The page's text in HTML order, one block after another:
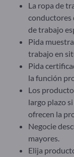
La ropa de
conductores
de trabajo
Pida
trabajo en
Pida
la función
Los
largo plazo
ofrecen la
Negocie
mayores.
Elija